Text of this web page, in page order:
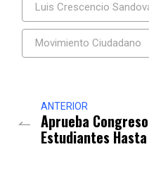
Luis Crescencio
Movimiento Ciudadano
ANTERIOR
Aprueba
Estudiantes